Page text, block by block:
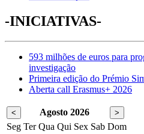
-INICIATIVAS-
593 milhões de euros para
investigação
Primeira edição do Prémio
Aberta call Erasmus+ 2026
< Agosto 2026 >
Seg Ter Qua Qui Sex Sab Dom